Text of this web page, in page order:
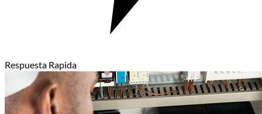
Respuesta Rapida